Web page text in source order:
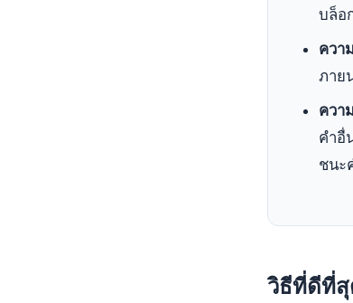
บล็อ
ควา
ภาย
ควา
คำอื่
ชนะ
วิธีที่ดีที่